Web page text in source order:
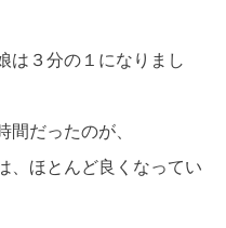
は３分の１になりまし
間だったのが、
、ほとんど良くなってい